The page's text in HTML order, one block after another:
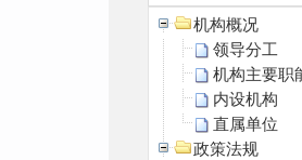
机构概况
领导分工
机构主要职
内设机构
直属单位
政策法规